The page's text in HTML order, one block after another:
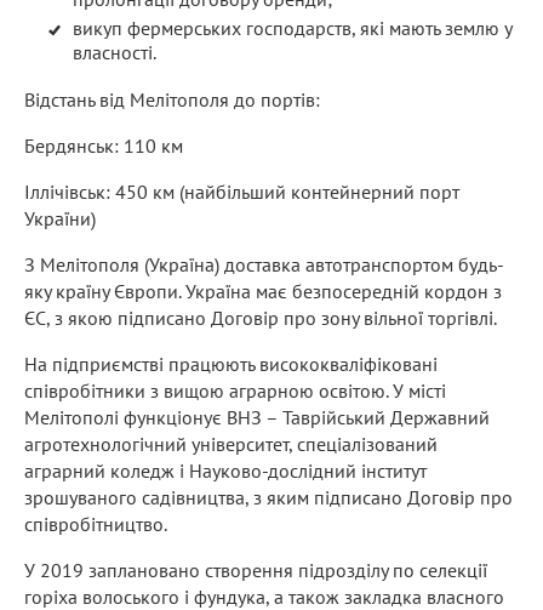
викуп фермерських господарств, які мають землю у
власності.
Відстань від Мелітополя до портів:
Бердянськ: 110 км
Іллічівськ: 450 км (найбільший контейнерний порт
України)
З Мелітополя (Україна) доставка автотранспортом будь-
яку країну Європи. Україна має безпосередній кордон з
ЄС, з якою підписано Договір про зону вільної торгівлі.
На підприємстві працюють висококваліфіковані
співробітники з вищою аграрною освітою. У місті
Мелітополі функціонує ВНЗ – Таврійський Державний
агротехнологічний університет, спеціалізований
аграрний коледж і Науково-дослідний інститут
зрошуваного садівництва, з яким підписано Договір про
співробітництво.
У 2019 заплановано створення підрозділу по селекції
горіха волоського і фундука, а також закладка власного